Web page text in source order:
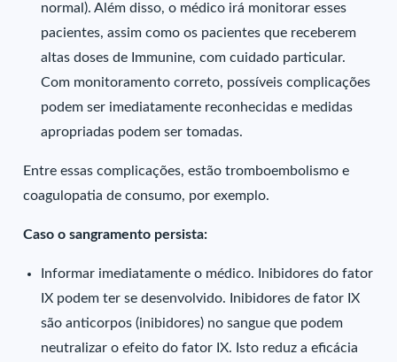
normal). Além disso, o médico irá monitorar esses
pacientes, assim como os pacientes que receberem
altas doses de Immunine, com cuidado particular.
Com monitoramento correto, possíveis complicações
podem ser imediatamente reconhecidas e medidas
apropriadas podem ser tomadas.
Entre essas complicações, estão tromboembolismo e
coagulopatia de consumo, por exemplo.
Caso o sangramento persista:
Informar imediatamente o médico. Inibidores do fator
IX podem ter se desenvolvido. Inibidores de fator IX
são anticorpos (inibidores) no sangue que podem
neutralizar o efeito do fator IX. Isto reduz a eficácia